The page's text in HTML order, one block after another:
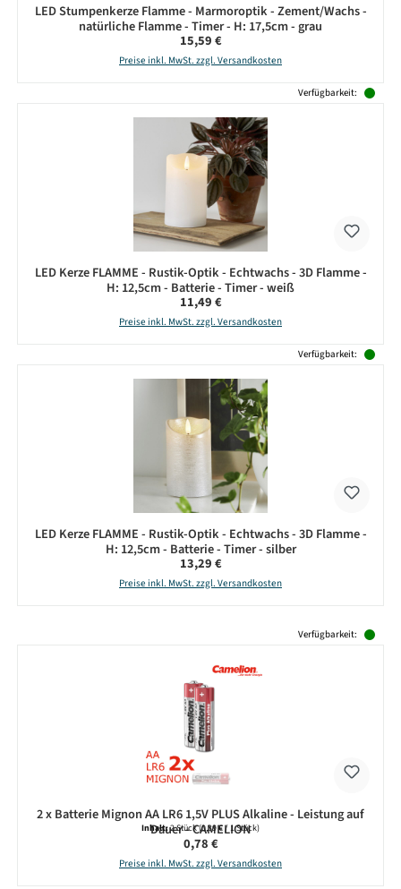
LED Stumpenkerze Flamme - Marmoroptik - Zement/Wachs -
natürliche Flamme - Timer - H: 17,5cm - grau
Regulärer Preis:
15,59 €
Preise inkl. MwSt. zzgl. Versandkosten
Verfügbarkeit:
LED Kerze FLAMME - Rustik-Optik - Echtwachs - 3D Flamme -
H: 12,5cm - Batterie - Timer - weiß
Regulärer Preis:
11,49 €
Preise inkl. MwSt. zzgl. Versandkosten
Verfügbarkeit:
LED Kerze FLAMME - Rustik-Optik - Echtwachs - 3D Flamme -
H: 12,5cm - Batterie - Timer - silber
Regulärer Preis:
13,29 €
Preise inkl. MwSt. zzgl. Versandkosten
Verfügbarkeit:
2 x Batterie Mignon AA LR6 1,5V PLUS Alkaline - Leistung auf
Dauer - CAMELION
Inhalt:2 Stück(0,39 € / 1 Stück)
Regulärer Preis:
0,78 €
Preise inkl. MwSt. zzgl. Versandkosten